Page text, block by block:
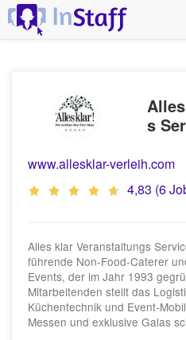
s
www.allesklar-verleih.com
4,83 (6
Alles klar Veranstaltungs
führende Non-Food-Caterer
Events, der im Jahr 1993
Mitarbeitenden stellt das
Küchentechnik und Event-
Messen und exklusive Galas